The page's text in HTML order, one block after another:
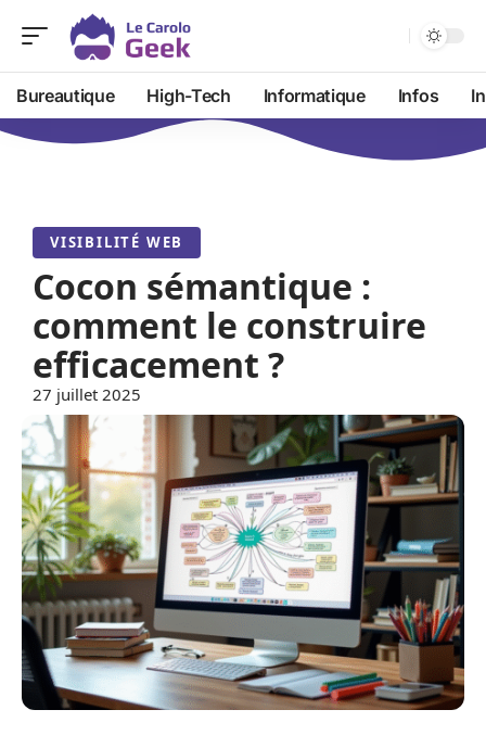
Bureautique High-Tech Informatique Infos
VISIBILITÉ WEB
Cocon sémantique :
comment le construire
efficacement ?
27 juillet 2025